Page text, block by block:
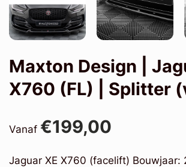
Maxton Design |
X760 (FL) | Splitter
Vanaf €199,00
Jaguar XE X760 (facelift) Bouwjaar: